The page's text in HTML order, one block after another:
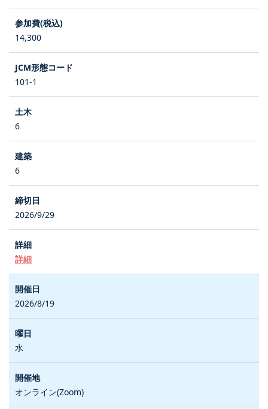
14,300
101-1
6
6
2026/9/29
詳細
2026/8/19
水
オンライン(Zoom)